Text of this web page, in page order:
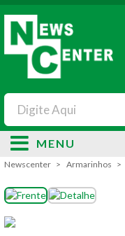
MENU
Newscenter Armarinhos